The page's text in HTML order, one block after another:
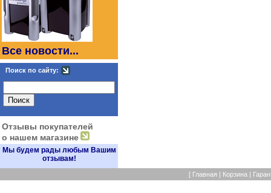
Все новости...
Поиск по сайту:
Отзывы покупателей
о нашем магазине
Мы будем рады любым Вашим
отзывам!
[ Главная | Корзина |